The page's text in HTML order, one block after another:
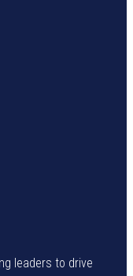
leaders to drive